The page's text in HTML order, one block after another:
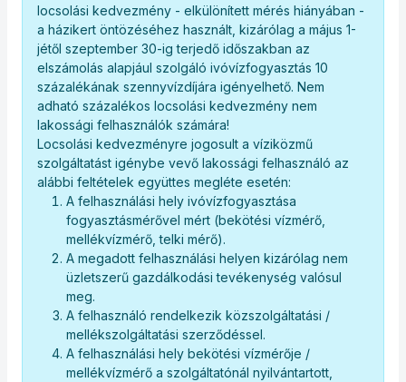
locsolási kedvezmény - elkülönített mérés hiányában -
a házikert öntözéséhez használt, kizárólag a május 1-
jétől szeptember 30-ig terjedő időszakban az
elszámolás alapjául szolgáló ivóvízfogyasztás 10
százalékának szennyvízdíjára igényelhető. Nem
adható százalékos locsolási kedvezmény nem
lakossági felhasználók számára!
Locsolási kedvezményre jogosult a víziközmű
szolgáltatást igénybe vevő lakossági felhasználó az
alábbi feltételek együttes megléte esetén:
A felhasználási hely ivóvízfogyasztása
fogyasztásmérővel mért (bekötési vízmérő,
mellékvízmérő, telki mérő).
A megadott felhasználási helyen kizárólag nem
üzletszerű gazdálkodási tevékenység valósul
meg.
A felhasználó rendelkezik közszolgáltatási /
mellékszolgáltatási szerződéssel.
A felhasználási hely bekötési vízmérője /
mellékvízmérő a szolgáltatónál nyilvántartott,